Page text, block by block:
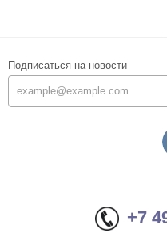
Подписаться на новости
+7